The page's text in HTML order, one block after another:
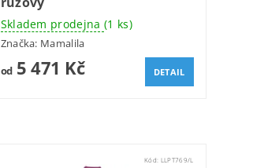
Skladem prodejna (1 ks)
Značka: Mamalila
od5 471 Kč DETAIL
Kód: LLPT769/L